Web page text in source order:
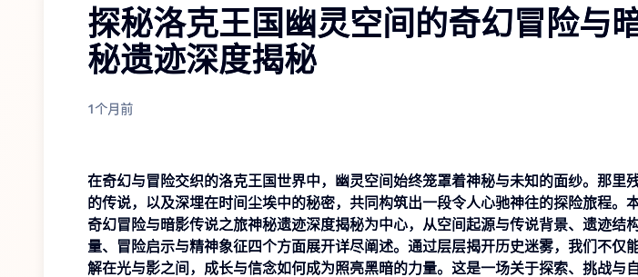
探秘洛克王国幽灵空间的奇幻冒险与
秘遗迹深度揭秘
1个月前
在奇幻与冒险交织的洛克王国世界中，幽灵空间始终笼罩着神秘与未知的面纱。那里
的传说，以及深埋在时间尘埃中的秘密，共同构筑出一段令人心驰神往的探险旅程。
奇幻冒险与暗影传说之旅神秘遗迹深度揭秘为中心，从空间起源与传说背景、遗迹结
量、冒险启示与精神象征四个方面展开详尽阐述。通过层层揭开历史迷雾，我们不仅
解在光与影之间，成长与信念如何成为照亮黑暗的力量。这是一场关于探索、挑战与